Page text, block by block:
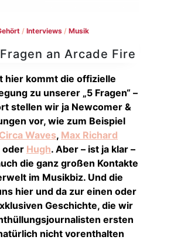
/ Interviews/ Musik
an Arcade Fire
hier kommt die offizielle
zu unserer „5 Fragen“ –
stellen wir ja Newcomer &
vor, wie zum Beispiel
Circa Waves, Max Richard
oder Hugh. Aber – ist ja klar –
die ganz großen Kontakte
im Musikbiz. Und die
hier und da zur einen oder
Geschichte, die wir
ersten
nicht vorenthalten